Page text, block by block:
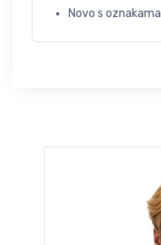
Novo s oznakama